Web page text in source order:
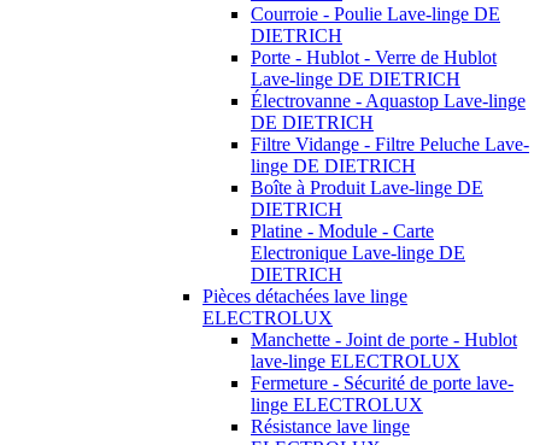
Courroie - Poulie Lave-linge DE
DIETRICH
Porte - Hublot - Verre de Hublot
Lave-linge DE DIETRICH
Électrovanne - Aquastop Lave-linge
DE DIETRICH
Filtre Vidange - Filtre Peluche Lave-
linge DE DIETRICH
Boîte à Produit Lave-linge DE
DIETRICH
Platine - Module - Carte
Electronique Lave-linge DE
DIETRICH
Pièces détachées lave linge
ELECTROLUX
Manchette - Joint de porte - Hublot
lave-linge ELECTROLUX
Fermeture - Sécurité de porte lave-
linge ELECTROLUX
Résistance lave linge